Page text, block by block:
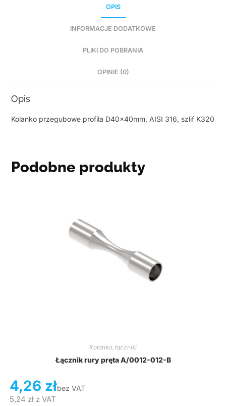
OPIS
INFORMACJE DODATKOWE
PLIKI DO POBRANIA
OPINIE (0)
Opis
Kolanko przegubowe profila D40x40mm, AISI 316, szlif K320
Podobne produkty
Kolanka, łączniki
Łącznik rury pręta A/0012-012-B
4,26 złbez VAT
5,24 złz VAT